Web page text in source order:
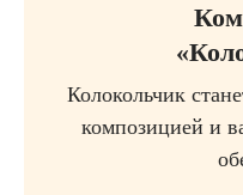
Колокольчик
композицией и